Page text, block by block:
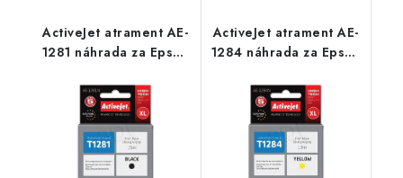
ActiveJet atrament AE-
1281 náhrada za Epson
1281 - AE-1281N
ActiveJet atrament AE-
1284 náhrada za Epson
1284 - AE-1284N